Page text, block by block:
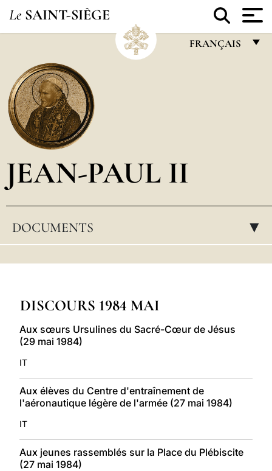
Le SAINT-SIÈGE
FRANÇAIS
POLSKI
JEAN-PAUL II
DOCUMENTS ▸
DISCOURS 1984 MAI
Aux sœurs Ursulines du Sacré-Cœur de Jésus
(29 mai 1984)
IT
Aux élèves du Centre d'entraînement de
l'aéronautique légère de l'armée (27 mai 1984)
IT
Aux jeunes rassemblés sur la Place du Plébiscite
(27 mai 1984)